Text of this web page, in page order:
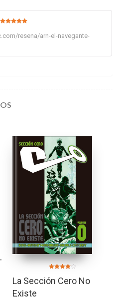
de 5
resena/arn-el-navegante-
en
4.00
La Sección Cero No
Existe